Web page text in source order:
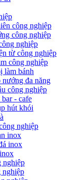
công nghiệp
công nghiệp
nghiệp
từ công nghiệp
công nghiệp
làm bánh
nướng đa năng
công nghiệp
- cafe
hút khói
nghiệp
inox
inox
nghiệp
nghiệp